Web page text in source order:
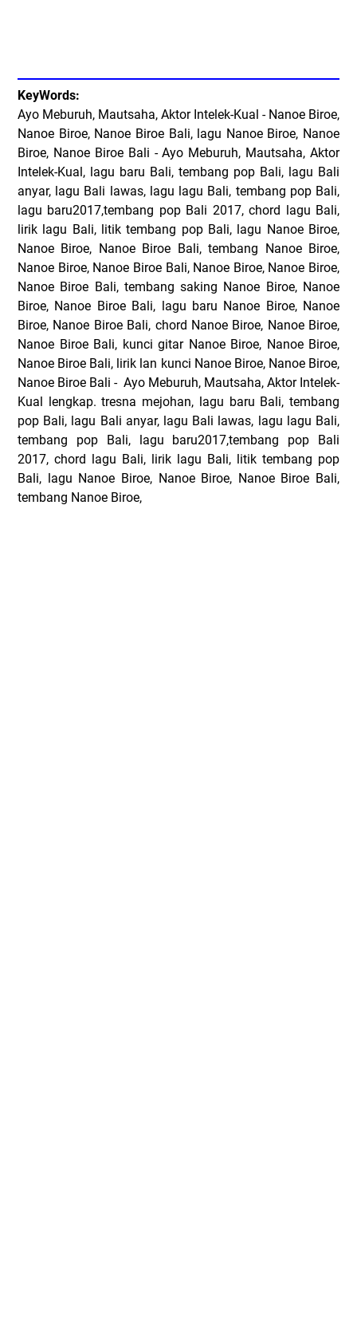
KeyWords:
Ayo Meburuh, Mautsaha, Aktor Intelek-Kual - Nanoe Biroe,
Nanoe Biroe, Nanoe Biroe Bali, lagu Nanoe Biroe, Nanoe
Biroe, Nanoe Biroe Bali - Ayo Meburuh, Mautsaha, Aktor
Intelek-Kual, lagu baru Bali, tembang pop Bali, lagu Bali
anyar, lagu Bali lawas, lagu lagu Bali, tembang pop Bali,
lagu baru2017,tembang pop Bali 2017, chord lagu Bali,
lirik lagu Bali, litik tembang pop Bali, lagu Nanoe Biroe,
Nanoe Biroe, Nanoe Biroe Bali, tembang Nanoe Biroe,
Nanoe Biroe, Nanoe Biroe Bali, Nanoe Biroe, Nanoe Biroe,
Nanoe Biroe Bali, tembang saking Nanoe Biroe, Nanoe
Biroe, Nanoe Biroe Bali, lagu baru Nanoe Biroe, Nanoe
Biroe, Nanoe Biroe Bali, chord Nanoe Biroe, Nanoe Biroe,
Nanoe Biroe Bali, kunci gitar Nanoe Biroe, Nanoe Biroe,
Nanoe Biroe Bali, lirik lan kunci Nanoe Biroe, Nanoe Biroe,
Nanoe Biroe Bali - Ayo Meburuh, Mautsaha, Aktor Intelek-
Kual lengkap. tresna mejohan, lagu baru Bali, tembang
pop Bali, lagu Bali anyar, lagu Bali lawas, lagu lagu Bali,
tembang pop Bali, lagu baru2017,tembang pop Bali
2017, chord lagu Bali, lirik lagu Bali, litik tembang pop
Bali, lagu Nanoe Biroe, Nanoe Biroe, Nanoe Biroe Bali,
tembang Nanoe Biroe,